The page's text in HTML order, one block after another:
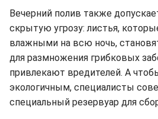
Вечерний полив также
скрытую угрозу: листья,
влажными на всю ночь,
для размножения грибковых
привлекают вредителей. А
экологичным, специалисты
специальный резервуар для